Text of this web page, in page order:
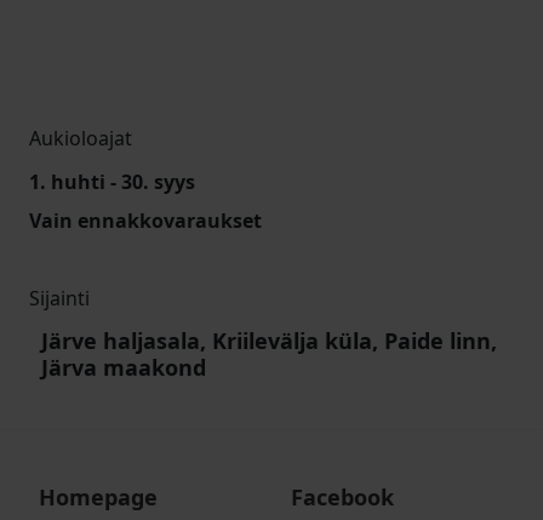
Aukioloajat
1. huhti - 30. syys
Vain ennakkovaraukset
Sijainti
Järve haljasala, Kriilevälja küla, Paide linn,
Järva maakond
Homepage Facebook